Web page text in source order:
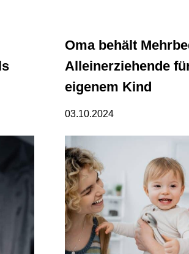
Oma behält
Alleinerziehende
eigenem Kind
03.10.2024